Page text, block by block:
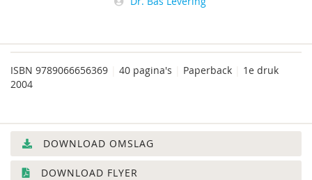
ISBN 9789066656369 40 pagina's Paperback
1e druk
2004
DOWNLOAD OMSLAG
DOWNLOAD FLYER